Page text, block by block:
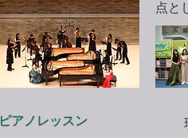
点と
​ピアノレッスン